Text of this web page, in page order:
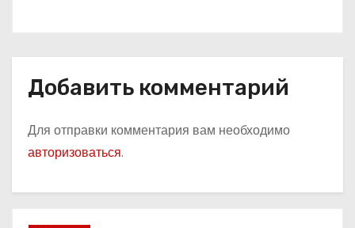
Добавить комментарий
Для отправки комментария вам необходимо
авторизоваться.